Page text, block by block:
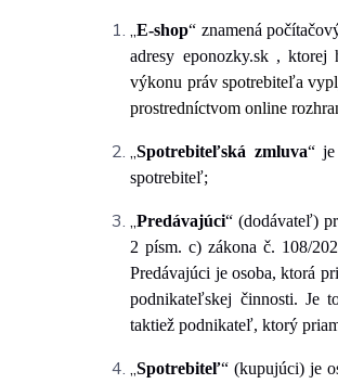
„E-shop“ znamená
adresy eponozky.sk , ktorej
výkonu práv spotrebiteľa
prostredníctvom online
„Spotrebiteľská zmluva“ je
spotrebiteľ;
„Predávajúci“ (dodávateľ)
2 písm. c) zákona č. 108/
Predávajúci je osoba, ktorá
podnikateľskej činnosti. Je
taktiež podnikateľ, ktorý
„Spotrebiteľ“ (kupujúci) je